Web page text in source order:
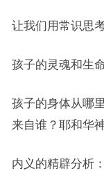
让我们用常识思考
孩子的灵魂和生
孩子的身体从哪
来自谁？耶和华神
内义的精辟分析：